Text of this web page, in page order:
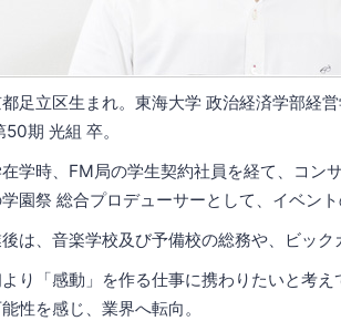
足立区生まれ。東海大学 政治経済学部経
50期 光組 卒。
学時、FM局の学生契約社員を経て、コン
園祭 総合プロデューサーとして、イベント
は、音楽学校及び予備校の総務や、ビッ
り「感動」を作る仕事に携わりたいと考
性を感じ、業界へ転向。